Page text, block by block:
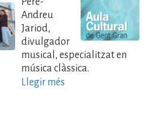
Andreu
Jariod,
divulgador
musical, especialitzat en
música clàssica.
Llegir més